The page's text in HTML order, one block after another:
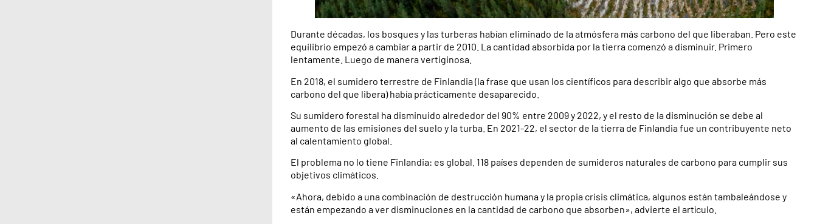
Durante décadas, los bosques y las turberas habían eliminado de la atmósfera más carbono del que liberaban. Pero este
equilibrio empezó a cambiar a partir de 2010. La cantidad absorbida por la tierra comenzó a disminuir. Primero
lentamente. Luego de manera vertiginosa.
En 2018, el sumidero terrestre de Finlandia (la frase que usan los científicos para describir algo que absorbe más
carbono del que libera) había prácticamente desaparecido.
Su sumidero forestal ha disminuido alrededor del 90% entre 2009 y 2022, y el resto de la disminución se debe al
aumento de las emisiones del suelo y la turba. En 2021-22, el sector de la tierra de Finlandia fue un contribuyente neto
al calentamiento global.
El problema no lo tiene Finlandia: es global. 118 países dependen de sumideros naturales de carbono para cumplir sus
objetivos climáticos.
«Ahora, debido a una combinación de destrucción humana y la propia crisis climática, algunos están tambaleándose y
están empezando a ver disminuciones en la cantidad de carbono que absorben», advierte el artículo.